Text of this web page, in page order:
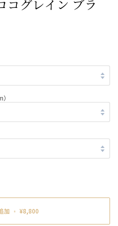
グレイン ブラ
加 • ¥8,800